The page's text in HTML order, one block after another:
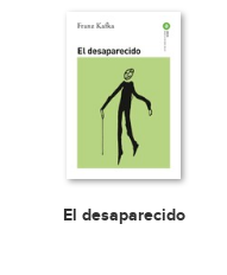
El desaparecido